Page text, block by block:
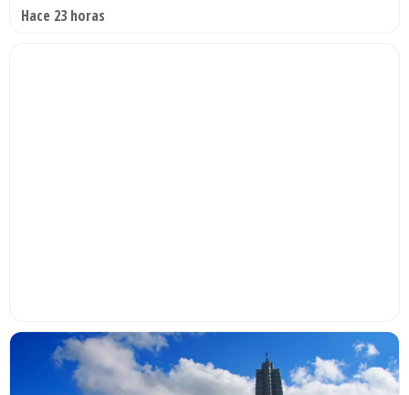
Hace 23 horas